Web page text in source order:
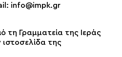
info@impk.gr
τη Γραμματεία της Ιεράς
της